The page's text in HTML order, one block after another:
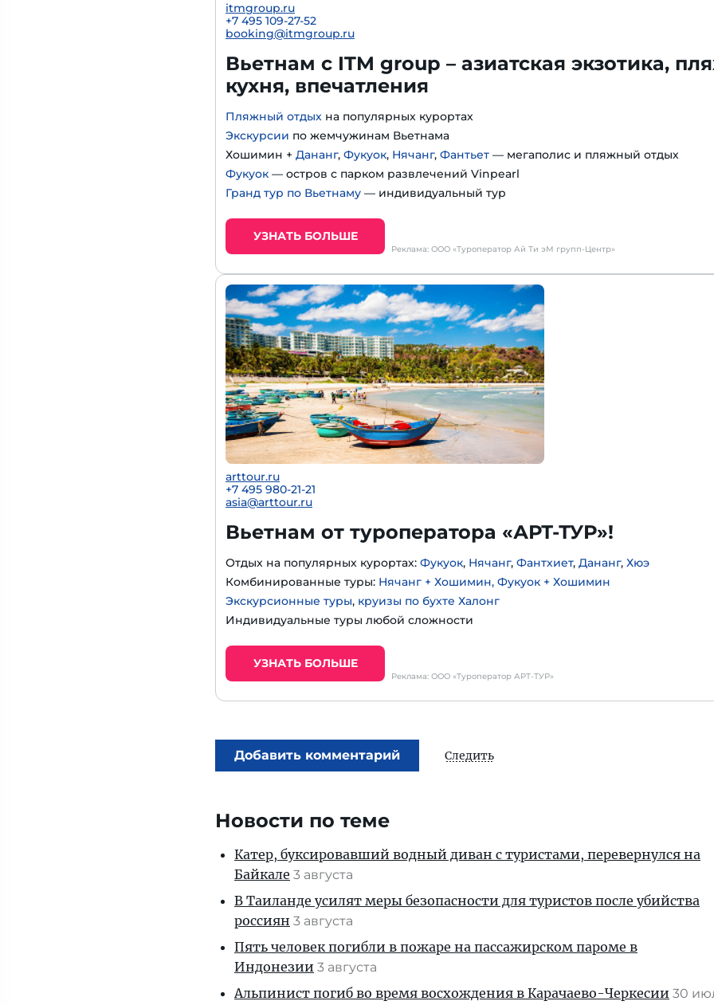
itmgroup.ru
+7 495 109-27-52
booking@itmgroup.ru
Вьетнам с ITM group – азиатская экзотика,
кухня, впечатления
Пляжный отдых на популярных курортах
Экскурсии по жемчужинам Вьетнама
Хошимин + Дананг, Фукуок, Нячанг, Фантьет — мегаполис и пляжный отдых
Фукуок — остров с парком развлечений Vinpearl
Гранд тур по Вьетнаму — индивидуальный тур
УЗНАТЬ БОЛЬШЕ
Реклама: ООО «Туроператор Ай Ти эМ групп-Центр»
arttour.ru
+7 495 980-21-21
asia@arttour.ru
Вьетнам от туроператора «АРТ-ТУР»!
Отдых на популярных курортах: Фукуок, Нячанг, Фантхиет, Дананг, Хюэ
Комбинированные туры: Нячанг + Хошимин, Фукуок + Хошимин
Экскурсионные туры, круизы по бухте Халонг
Индивидуальные туры любой сложности
УЗНАТЬ БОЛЬШЕ
Реклама: ООО «Туроператор АРТ-ТУР»
Добавить комментарий Следить
Новости по теме
Катер, буксировавший водный диван с туристами, перевернулся на
Байкале 3 августа
В Таиланде усилят меры безопасности для туристов после убийства
россиян 3 августа
Пять человек погибли в пожаре на пассажирском пароме в
Индонезии 3 августа
Альпинист погиб во время восхождения в Карачаево-Черкесии 30